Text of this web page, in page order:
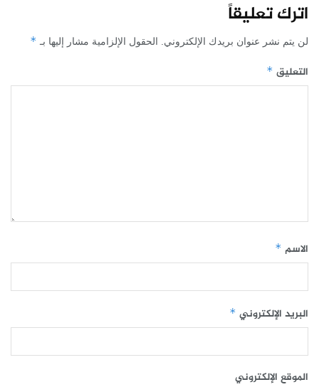
اترك تعليقاً
لن يتم نشر عنوان بريدك الإلكتروني. الحقول الإلزامية مشار إليها بـ *
التعليق *
الاسم *
البريد الإلكتروني *
الموقع الإلكتروني